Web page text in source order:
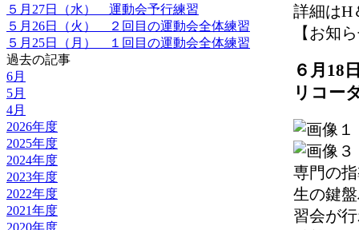
５月27日（水） 運動会予行練習
５月26日（火） ２回目の運動会全体練習
５月25日（月） １回目の運動会全体練習
過去の記事
6月
5月
4月
2026年度
2025年度
2024年度
2023年度
2022年度
2021年度
2020年度
詳細はH
【お知
６月18
リコー
専門の
生の鍵
習会が